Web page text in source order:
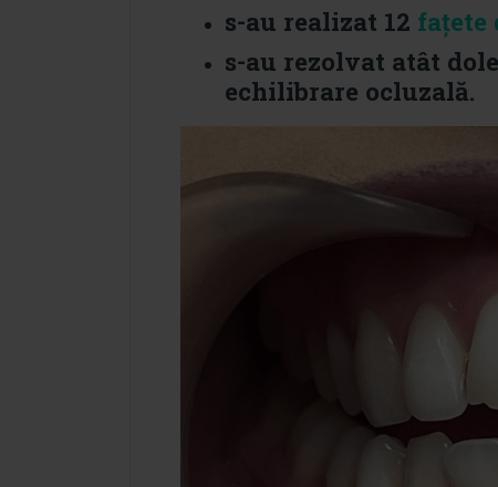
s-au realizat 12 fațete
s-au rezolvat atât
echilibrare ocluzală.